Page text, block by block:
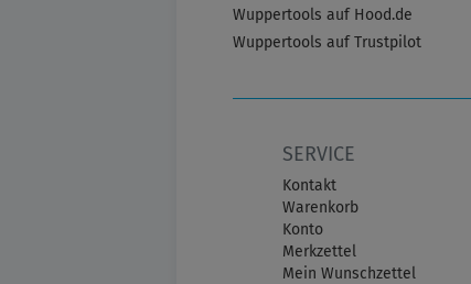
Wuppertools auf Hood.de
Wuppertools auf Trustpilot
SERVICE
Kontakt
Warenkorb
Konto
Merkzettel
Mein Wunschzettel